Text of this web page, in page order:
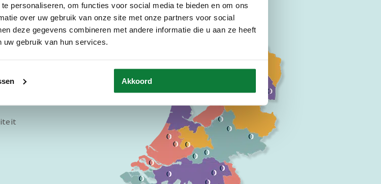
personaliseren, om functies voor social media te bieden en om ons
over uw gebruik van onze site met onze partners voor social
deze gegevens combineren met andere informatie die u aan ze heeft
gebruik van hun services.
Akkoord
wel